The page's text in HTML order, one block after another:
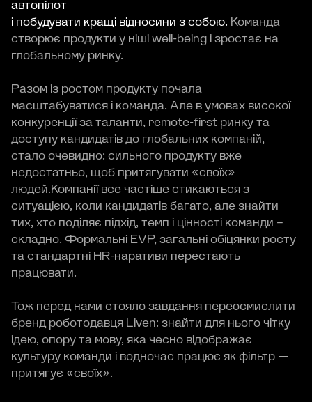
автопілот
і побудувати кращі відносини з собою. Команда
створює продукти у ніші well-being і зростає на
глобальному ринку.
Разом із ростом продукту почала
масштабуватися і команда. Але в умовах високої
конкуренції за таланти, remote-first ринку та
доступу кандидатів до глобальних компаній,
стало очевидно: сильного продукту вже
недостатньо, щоб притягувати «своїх»
людей.Компанії все частіше стикаються з
ситуацією, коли кандидатів багато, але знайти
тих, хто поділяє підхід, темп і цінності команди –
складно. Формальні EVP, загальні обіцянки росту
та стандартні HR-наративи перестають
працювати.
Тож перед нами стояло завдання переосмислити
бренд роботодавця Liven: знайти для нього чітку
ідею, опору та мову, яка чесно відображає
культуру команди і водночас працює як фільтр —
притягує «своїх».